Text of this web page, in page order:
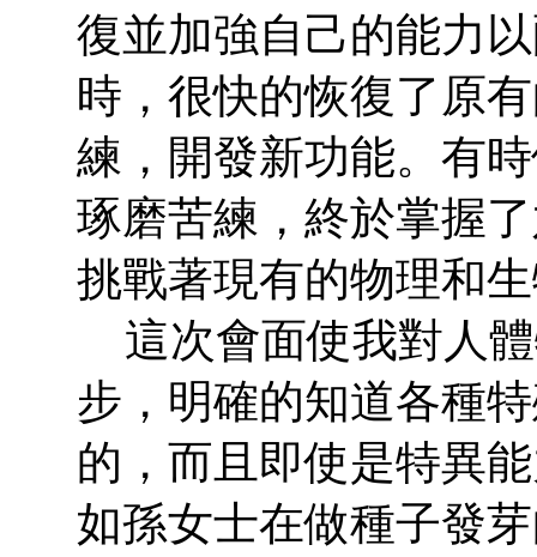
復並加強自己的能力
時，很快的恢復了原
練，開發新功能。有
琢磨苦練，終於掌握
挑戰著現有的物理和
這次會面使我對人
步，明確的知道各種
的，而且即使是特異
如孫女士在做種子發